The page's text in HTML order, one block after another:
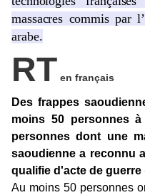
massacres commis par
arabe.
RT en français
Des frappes
moins 50 personnes
personnes dont une
saoudienne a reconnu
qualifie d'acte de guerre
Au moins 50 personnes